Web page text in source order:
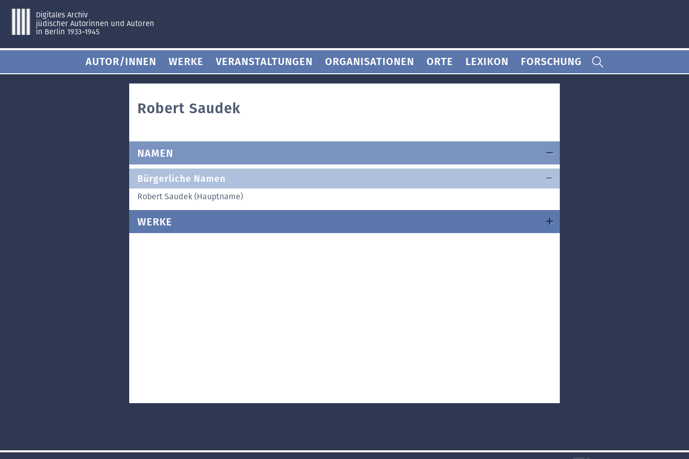
Digitales Archiv
jüdischer Autorinnen und Autoren
in Berlin 1933–1945
AUTOR/INNEN WERKE VERANSTALTUNGEN ORGANISATIONEN ORTE LEXIKON FORSCHUNG
Robert Saudek
NAMEN
Bürgerliche Namen
Robert Saudek (Hauptname)
WERKE